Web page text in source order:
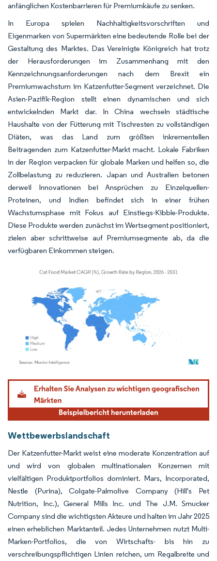
anfänglichen Kostenbarrieren für Premiumkäufe zu senken.
In Europa spielen Nachhaltigkeitsvorschriften und
Eigenmarken von Supermärkten eine bedeutende Rolle bei der
Gestaltung des Marktes. Das Vereinigte Königreich hat trotz
der Herausforderungen im Zusammenhang mit den
Kennzeichnungsanforderungen nach dem Brexit ein
Premiumwachstum im Katzenfutter-Segment verzeichnet. Die
Asien-Pazifik-Region stellt einen dynamischen und sich
entwickelnden Markt dar. In China wechseln städtische
Haushalte von der Fütterung mit Tischresten zu vollständigen
Diäten, was das Land zum größten inkrementellen
Beitragenden zum Katzenfutter-Markt macht. Lokale Fabriken
in der Region verpacken für globale Marken und helfen so, die
Zollbelastung zu reduzieren. Japan und Australien betonen
derweil Innovationen bei Ansprüchen zu Einzelquellen-
Proteinen, und Indien befindet sich in einer frühen
Wachstumsphase mit Fokus auf Einstiegs-Kibble-Produkte.
Diese Produkte werden zunächst im Wertsegment positioniert,
zielen aber schrittweise auf Premiumsegmente ab, da die
verfügbaren Einkommen steigen.
Bild © Mordor Intelligence. Wiederverwendung erfordert Namensnennung gemäß
Wettbewerbslandschaft
Der Katzenfutter-Markt weist eine moderate Konzentration auf
und wird von globalen multinationalen Konzernen mit
vielfältigen Produktportfolios dominiert. Mars, Incorporated,
Nestle (Purina), Colgate-Palmolive Company (Hill's Pet
Nutrition, Inc.), General Mills Inc. und The J.M. Smucker
Company sind die wichtigsten Akteure und halten im Jahr 2025
einen erheblichen Marktanteil. Jedes Unternehmen nutzt Multi-
Marken-Portfolios, die von Wirtschafts- bis hin zu
verschreibungspflichtigen Linien reichen, um Regalbreite und